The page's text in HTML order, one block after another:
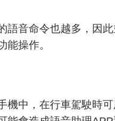
語音命令也越多，因
能操作。
機中，在行車駕駛時